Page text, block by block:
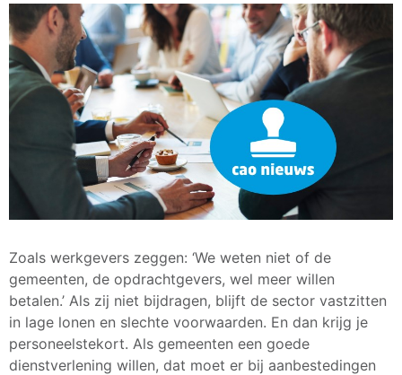
Zoals werkgevers zeggen: ‘We weten niet of de
gemeenten, de opdrachtgevers, wel meer willen
betalen.’ Als zij niet bijdragen, blijft de sector vastzitten
in lage lonen en slechte voorwaarden. En dan krijg je
personeelstekort. Als gemeenten een goede
dienstverlening willen, dat moet er bij aanbestedingen